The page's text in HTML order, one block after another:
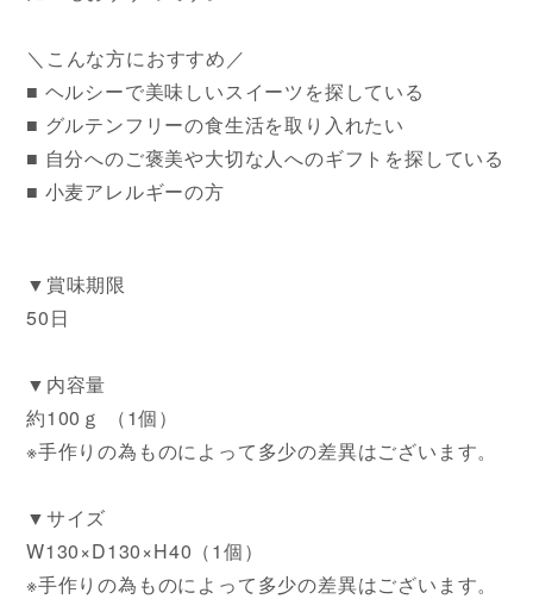
＼こんな方におすすめ／
■ ヘルシーで美味しいスイーツを探している
■ グルテンフリーの食生活を取り入れたい
■ 自分へのご褒美や大切な人へのギフトを探している
■ 小麦アレルギーの方
▼賞味期限
50日
▼内容量
約100ｇ （1個）
※手作りの為ものによって多少の差異はございます。
▼サイズ
W130×D130×H40（1個）
※手作りの為ものによって多少の差異はございます。